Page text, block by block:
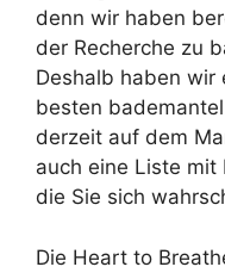
denn wir haben
der Recherche zu
Deshalb haben wir
besten
derzeit auf dem
auch eine Liste mit
die Sie sich
Die Heart to